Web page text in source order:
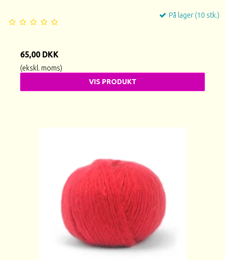
På lager (10 stk.)
65,00 DKK
(ekskl. moms)
VIS PRODUKT